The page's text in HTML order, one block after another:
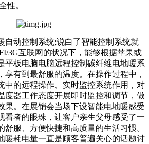
性。
动控制系统;说白了智能控制系统就
3G互联网的状况下，能够根据苹果或
平板电脑电脑远程控制碳纤维电地暖系
享有到最舒服的温度。在操作过程中，
中的远程操作、实时监控系统作用，对
度器工作态度开展即时监控和调节，做
果。在展销会当场下设智能电地暖感受
看者的眼珠，让客户亲生父母感受了一
舒服、方便快捷和高质量的生活习惯。
暖耗电量一直是顾客普遍关心的话题讨